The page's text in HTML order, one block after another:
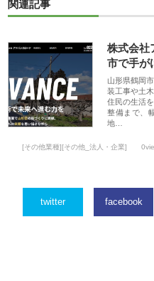
関連記事
株式会社
市で手が
山形県鶴岡
装工事や土
住民の生活
整備まで、
地…
[その他業種][その他_法人・企業]
twitter facebook